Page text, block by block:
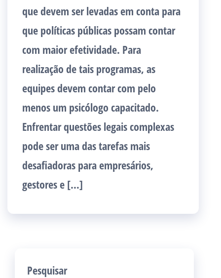
que devem ser levadas em conta para
que políticas públicas possam contar
com maior efetividade. Para
realização de tais programas, as
equipes devem contar com pelo
menos um psicólogo capacitado.
Enfrentar questões legais complexas
pode ser uma das tarefas mais
desafiadoras para empresários,
gestores e […]
Pesquisar